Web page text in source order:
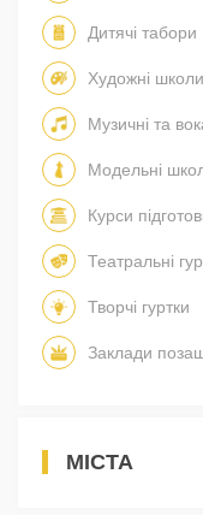
Дитячі табори
Художні школи
Музичні та
Модельні
Курси
Театральні
Творчі гуртки
Заклади
МІСТА